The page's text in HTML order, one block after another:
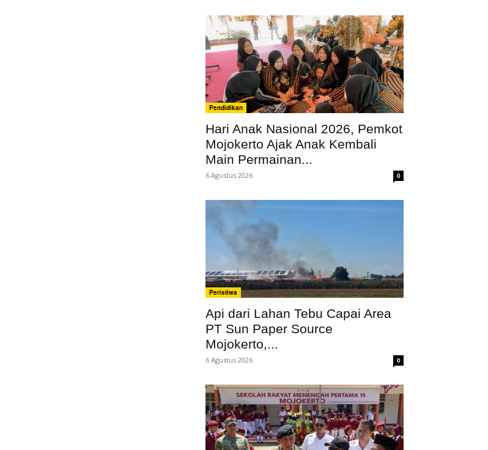
Pendidikan
Hari Anak Nasional 2026, Pemkot
Mojokerto Ajak Anak Kembali
Main Permainan...
6 Agustus 2026 0
Peristiwa
Api dari Lahan Tebu Capai Area
PT Sun Paper Source
Mojokerto,...
6 Agustus 2026 0